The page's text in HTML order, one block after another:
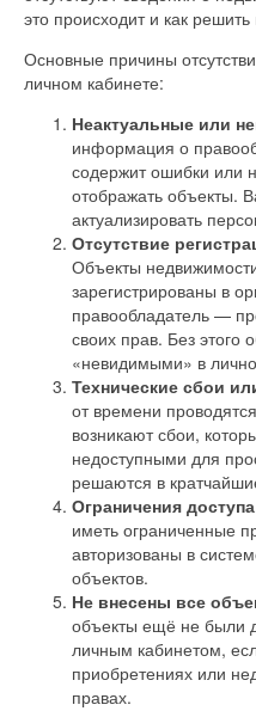
это происходит и как
Основные причины
личном кабинете:
Неактуальные или
информация о
содержит ошибки или
отображать объекты.
актуализировать
Отсутствие
Объекты
зарегистрированы в
правообладатель —
своих прав. Без этого
«невидимыми» в
Технические сбои
от времени
возникают сбои,
недоступными для
решаются в
Ограничения доступа
иметь ограниченные
авторизованы в
объектов.
Не внесены все
объекты ещё не были
личным кабинетом,
приобретениях или
правах.